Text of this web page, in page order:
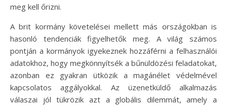
meg kell őrizni.
A brit kormány követelései mellett más országokban is
hasonló tendenciák figyelhetők meg. A világ számos
pontján a kormányok igyekeznek hozzáférni a felhasználói
adatokhoz, hogy megkönnyítsék a bűnüldözési feladatokat,
azonban ez gyakran ütközik a magánélet védelmével
kapcsolatos aggályokkal. Az üzenetküldő alkalmazás
válaszai jól tükrözik azt a globális dilemmát, amely a